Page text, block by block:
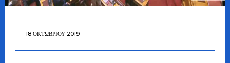
18 ΟΚΤΩΒΡΊΟΥ 2019